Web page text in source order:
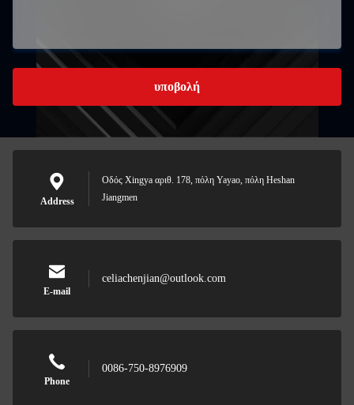
υποβολή
Address
Οδός Xingya αριθ. 178, πόλη Yayao, πόλη Heshan
Jiangmen
E-mail
celiachenjian@outlook.com
Phone
0086-750-8976909